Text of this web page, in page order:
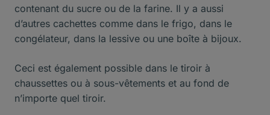
contenant du sucre ou de la farine. Il y a aussi
d’autres cachettes comme dans le frigo, dans le
congélateur, dans la lessive ou une boîte à bijoux.
Ceci est également possible dans le tiroir à
chaussettes ou à sous-vêtements et au fond de
n’importe quel tiroir.